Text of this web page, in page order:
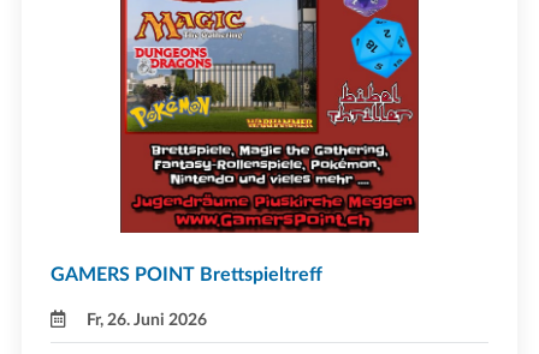
GAMERS POINT Brettspieltreff
Fr, 26. Juni 2026